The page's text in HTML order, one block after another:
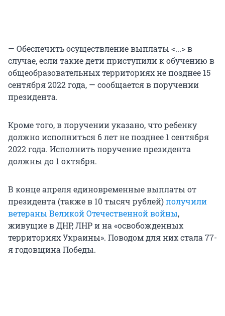
— Обеспечить осуществление выплаты <...> в
случае, если такие дети приступили к обучению в
общеобразовательных территориях не позднее 15
сентября 2022 года, — сообщается в поручении
президента.
Кроме того, в поручении указано, что ребенку
должно исполниться 6 лет не позднее 1 сентября
2022 года. Исполнить поручение президента
должны до 1 октября.
В конце апреля единовременные выплаты от
президента (также в 10 тысяч рублей)получили
ветераны Великой Отечественной войны,
живущие в ДНР, ЛНР и на «освобожденных
территориях Украины». Поводом для них стала 77-
я годовщина Победы.